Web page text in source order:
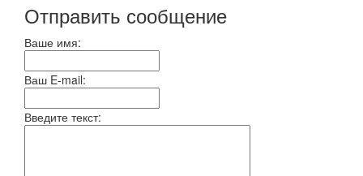
Отправить сообщение
Ваше имя:
Ваш E-mail:
Введите текст: